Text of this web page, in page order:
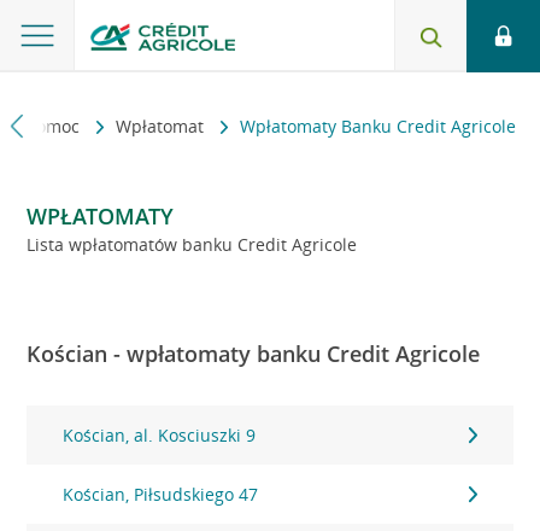
i pomoc Wpłatomat Wpłatomaty Banku Credit Agricole
WPŁATOMATY
Lista wpłatomatów banku Credit Agricole
Kościan - wpłatomaty banku Credit Agricole
Kościan, al. Kosciuszki 9
Kościan, Piłsudskiego 47